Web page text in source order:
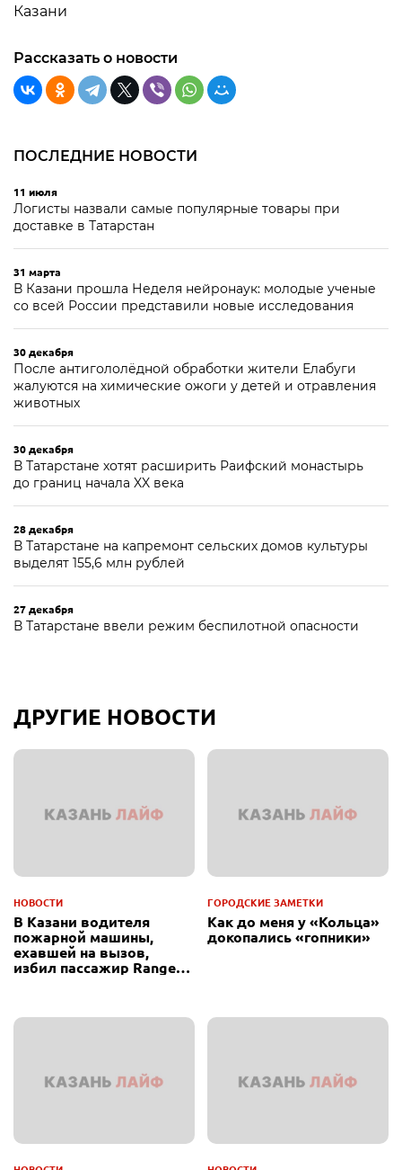
Казани
Рассказать о новости
ПОСЛЕДНИЕ НОВОСТИ
11 июля
Логисты назвали самые популярные товары при
доставке в Татарстан
31 марта
В Казани прошла Неделя нейронаук: молодые ученые
со всей России представили новые исследования
30 декабря
После антигололёдной обработки жители Елабуги
жалуются на химические ожоги у детей и отравления
животных
30 декабря
В Татарстане хотят расширить Раифский монастырь
до границ начала XX века
28 декабря
В Татарстане на капремонт сельских домов культуры
выделят 155,6 млн рублей
27 декабря
В Татарстане ввели режим беспилотной опасности
ДРУГИЕ НОВОСТИ
НОВОСТИ
В Казани водителя
пожарной машины,
ехавшей на вызов,
избил пассажир Range
ГОРОДСКИЕ ЗАМЕТКИ
Как до меня у «Кольца»
докопались «гопники»